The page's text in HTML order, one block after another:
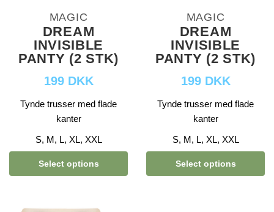
MAGIC
DREAM
INVISIBLE
PANTY (2 STK)
199 DKK
Tynde trusser med flade
kanter
S, M, L, XL, XXL
Select options
MAGIC
DREAM
INVISIBLE
PANTY (2 STK)
199 DKK
Tynde trusser med flade
kanter
S, M, L, XL, XXL
Select options